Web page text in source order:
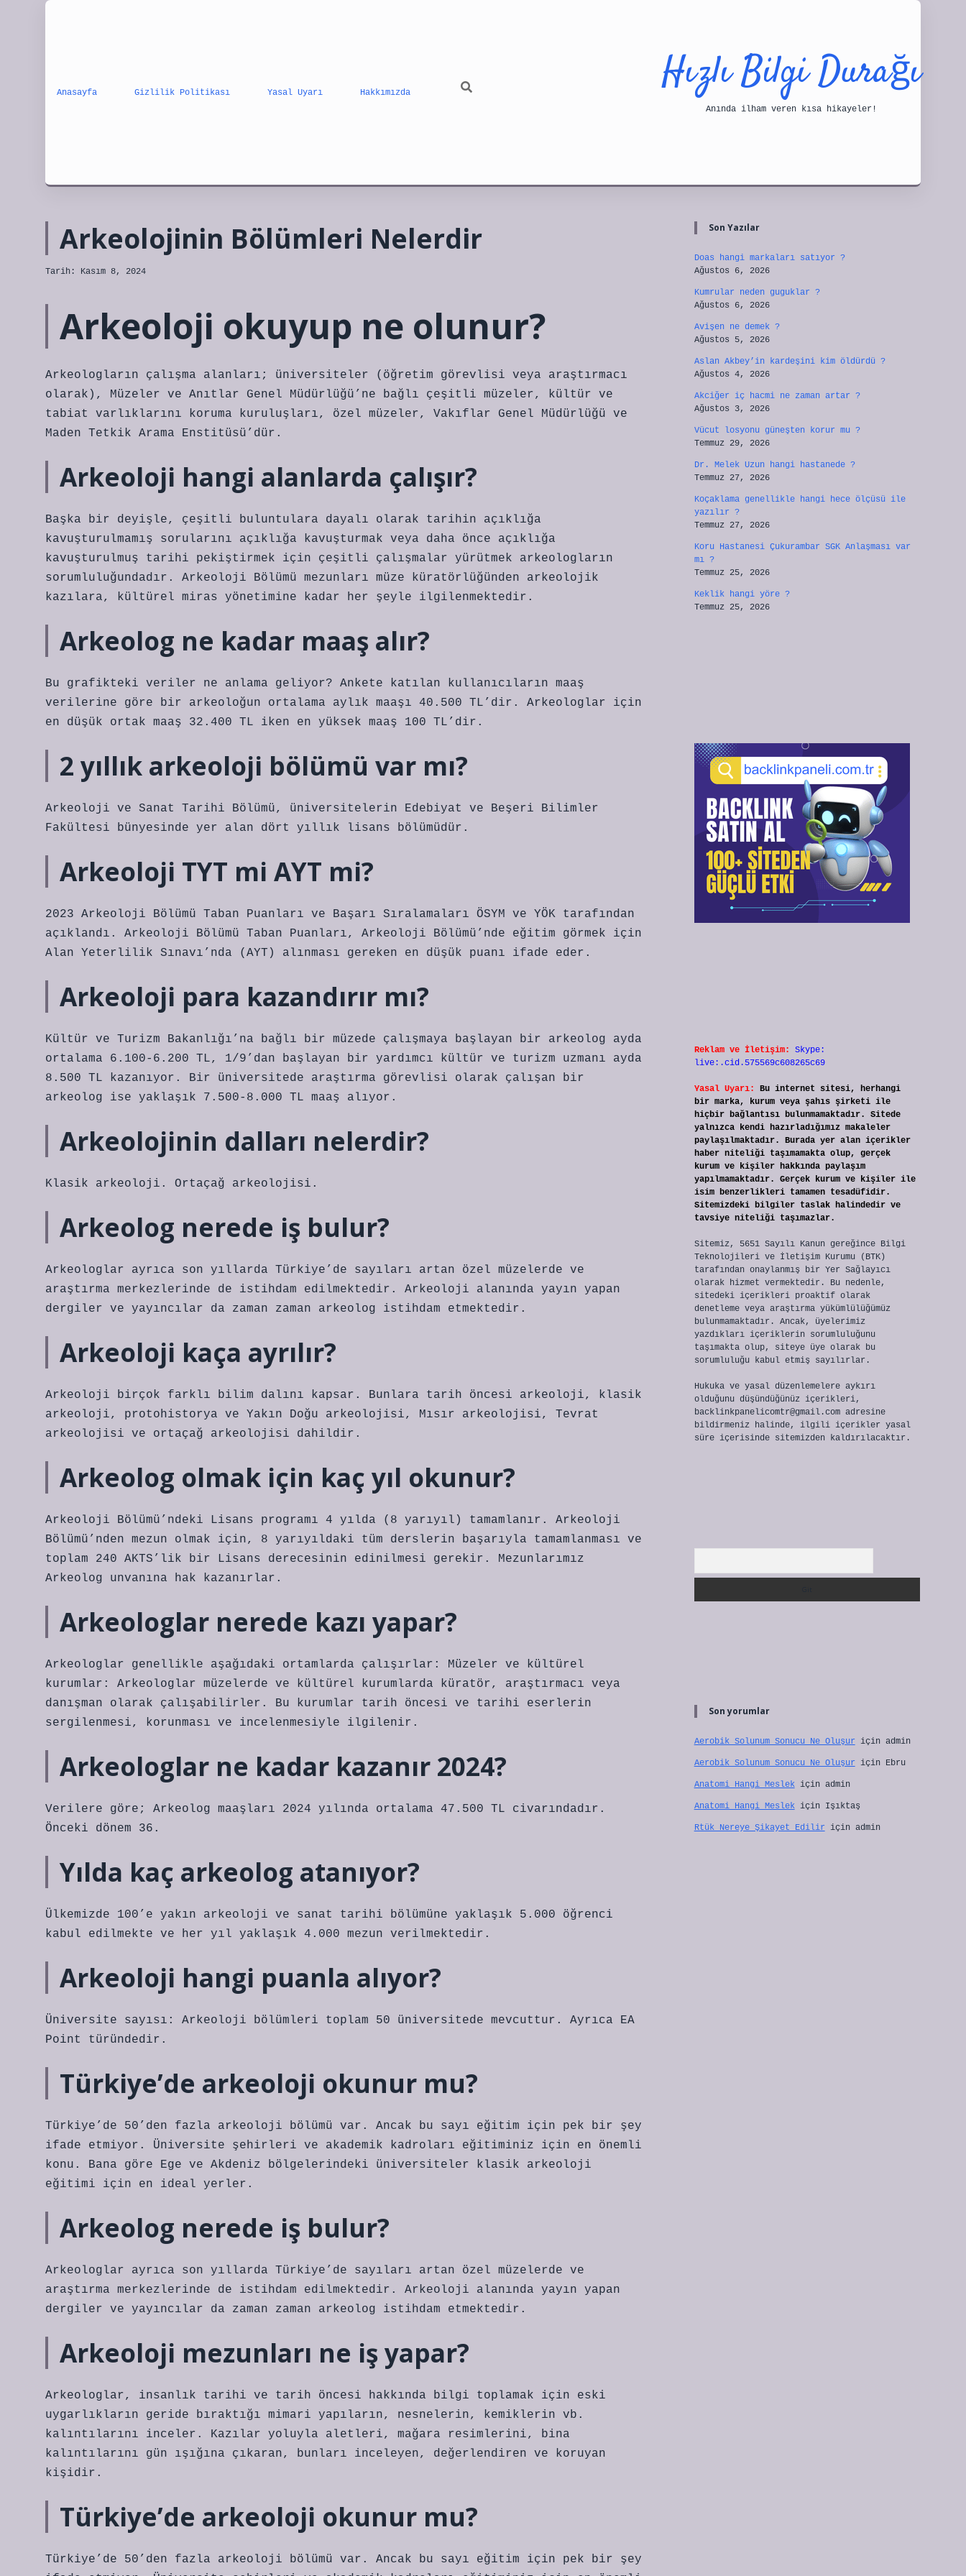
Anasayfa Gizlilik Politikası Yasal Uyarı Hakkımızda Hızlı Bilgi Durağı
Anında ilham veren kısa hikayeler!
Arkeolojinin Bölümleri Nelerdir
Tarih: Kasım 8, 2024
Arkeoloji okuyup ne olunur?
Arkeologların çalışma alanları; üniversiteler (öğretim görevlisi veya araştırmacı
olarak), Müzeler ve Anıtlar Genel Müdürlüğü’ne bağlı çeşitli müzeler, kültür ve
tabiat varlıklarını koruma kuruluşları, özel müzeler, Vakıflar Genel Müdürlüğü ve
Maden Tetkik Arama Enstitüsü’dür.
Arkeoloji hangi alanlarda çalışır?
Başka bir deyişle, çeşitli buluntulara dayalı olarak tarihin açıklığa
kavuşturulmamış sorularını açıklığa kavuşturmak veya daha önce açıklığa
kavuşturulmuş tarihi pekiştirmek için çeşitli çalışmalar yürütmek arkeologların
sorumluluğundadır. Arkeoloji Bölümü mezunları müze küratörlüğünden arkeolojik
kazılara, kültürel miras yönetimine kadar her şeyle ilgilenmektedir.
Arkeolog ne kadar maaş alır?
Bu grafikteki veriler ne anlama geliyor? Ankete katılan kullanıcıların maaş
verilerine göre bir arkeoloğun ortalama aylık maaşı 40.500 TL’dir. Arkeologlar için
en düşük ortak maaş 32.400 TL iken en yüksek maaş 100 TL’dir.
2 yıllık arkeoloji bölümü var mı?
Arkeoloji ve Sanat Tarihi Bölümü, üniversitelerin Edebiyat ve Beşeri Bilimler
Fakültesi bünyesinde yer alan dört yıllık lisans bölümüdür.
Arkeoloji TYT mi AYT mi?
2023 Arkeoloji Bölümü Taban Puanları ve Başarı Sıralamaları ÖSYM ve YÖK tarafından
açıklandı. Arkeoloji Bölümü Taban Puanları, Arkeoloji Bölümü’nde eğitim görmek için
Alan Yeterlilik Sınavı’nda (AYT) alınması gereken en düşük puanı ifade eder.
Arkeoloji para kazandırır mı?
Kültür ve Turizm Bakanlığı’na bağlı bir müzede çalışmaya başlayan bir arkeolog ayda
ortalama 6.100-6.200 TL, 1/9’dan başlayan bir yardımcı kültür ve turizm uzmanı ayda
8.500 TL kazanıyor. Bir üniversitede araştırma görevlisi olarak çalışan bir
arkeolog ise yaklaşık 7.500-8.000 TL maaş alıyor.
Arkeolojinin dalları nelerdir?
Klasik arkeoloji. Ortaçağ arkeolojisi.
Arkeolog nerede iş bulur?
Arkeologlar ayrıca son yıllarda Türkiye’de sayıları artan özel müzelerde ve
araştırma merkezlerinde de istihdam edilmektedir. Arkeoloji alanında yayın yapan
dergiler ve yayıncılar da zaman zaman arkeolog istihdam etmektedir.
Arkeoloji kaça ayrılır?
Arkeoloji birçok farklı bilim dalını kapsar. Bunlara tarih öncesi arkeoloji, klasik
arkeoloji, protohistorya ve Yakın Doğu arkeolojisi, Mısır arkeolojisi, Tevrat
arkeolojisi ve ortaçağ arkeolojisi dahildir.
Arkeolog olmak için kaç yıl okunur?
Arkeoloji Bölümü’ndeki Lisans programı 4 yılda (8 yarıyıl) tamamlanır. Arkeoloji
Bölümü’nden mezun olmak için, 8 yarıyıldaki tüm derslerin başarıyla tamamlanması ve
toplam 240 AKTS’lik bir Lisans derecesinin edinilmesi gerekir. Mezunlarımız
Arkeolog unvanına hak kazanırlar.
Arkeologlar nerede kazı yapar?
Arkeologlar genellikle aşağıdaki ortamlarda çalışırlar: Müzeler ve kültürel
kurumlar: Arkeologlar müzelerde ve kültürel kurumlarda küratör, araştırmacı veya
danışman olarak çalışabilirler. Bu kurumlar tarih öncesi ve tarihi eserlerin
sergilenmesi, korunması ve incelenmesiyle ilgilenir.
Arkeologlar ne kadar kazanır 2024?
Verilere göre; Arkeolog maaşları 2024 yılında ortalama 47.500 TL civarındadır.
Önceki dönem 36.
Yılda kaç arkeolog atanıyor?
Ülkemizde 100’e yakın arkeoloji ve sanat tarihi bölümüne yaklaşık 5.000 öğrenci
kabul edilmekte ve her yıl yaklaşık 4.000 mezun verilmektedir.
Arkeoloji hangi puanla alıyor?
Üniversite sayısı: Arkeoloji bölümleri toplam 50 üniversitede mevcuttur. Ayrıca EA
Point türündedir.
Türkiye’de arkeoloji okunur mu?
Türkiye’de 50’den fazla arkeoloji bölümü var. Ancak bu sayı eğitim için pek bir şey
ifade etmiyor. Üniversite şehirleri ve akademik kadroları eğitiminiz için en önemli
konu. Bana göre Ege ve Akdeniz bölgelerindeki üniversiteler klasik arkeoloji
eğitimi için en ideal yerler.
Arkeolog nerede iş bulur?
Arkeologlar ayrıca son yıllarda Türkiye’de sayıları artan özel müzelerde ve
araştırma merkezlerinde de istihdam edilmektedir. Arkeoloji alanında yayın yapan
dergiler ve yayıncılar da zaman zaman arkeolog istihdam etmektedir.
Arkeoloji mezunları ne iş yapar?
Arkeologlar, insanlık tarihi ve tarih öncesi hakkında bilgi toplamak için eski
uygarlıkların geride bıraktığı mimari yapıların, nesnelerin, kemiklerin vb.
kalıntılarını inceler. Kazılar yoluyla aletleri, mağara resimlerini, bina
kalıntılarını gün ışığına çıkaran, bunları inceleyen, değerlendiren ve koruyan
kişidir.
Türkiye’de arkeoloji okunur mu?
Türkiye’de 50’den fazla arkeoloji bölümü var. Ancak bu sayı eğitim için pek bir şey
Sidebar
Son Yazılar
Doas hangi markaları satıyor ?
Ağustos 6, 2026
Kumrular neden guguklar ?
Ağustos 6, 2026
Avişen ne demek ?
Ağustos 5, 2026
Aslan Akbey’in kardeşini kim öldürdü ?
Ağustos 4, 2026
Akciğer iç hacmi ne zaman artar ?
Ağustos 3, 2026
Vücut losyonu güneşten korur mu ?
Temmuz 29, 2026
Dr. Melek Uzun hangi hastanede ?
Temmuz 27, 2026
Koçaklama genellikle hangi hece ölçüsü ile
yazılır ?
Temmuz 27, 2026
Koru Hastanesi Çukurambar SGK Anlaşması var
mı ?
Temmuz 25, 2026
Keklik hangi yöre ?
Temmuz 25, 2026
Reklam ve İletişim:
Skype:
live:.cid.575569c608265c69
Yasal Uyarı:
Bu internet sitesi, herhangi
bir marka, kurum veya şahıs şirketi ile
hiçbir bağlantısı bulunmamaktadır. Sitede
yalnızca kendi hazırladığımız makaleler
paylaşılmaktadır. Burada yer alan içerikler
haber niteliği taşımamakta olup, gerçek
kurum ve kişiler hakkında paylaşım
yapılmamaktadır. Gerçek kurum ve kişiler ile
isim benzerlikleri tamamen tesadüfidir.
Sitemizdeki bilgiler taslak halindedir ve
tavsiye niteliği taşımazlar.
Sitemiz, 5651 Sayılı Kanun gereğince Bilgi
Teknolojileri ve İletişim Kurumu (BTK)
tarafından onaylanmış bir Yer Sağlayıcı
olarak hizmet vermektedir. Bu nedenle,
sitedeki içerikleri proaktif olarak
denetleme veya araştırma yükümlülüğümüz
bulunmamaktadır. Ancak, üyelerimiz
yazdıkları içeriklerin sorumluluğunu
taşımakta olup, siteye üye olarak bu
sorumluluğu kabul etmiş sayılırlar.
Hukuka ve yasal düzenlemelere aykırı
olduğunu düşündüğünüz içerikleri,
backlinkpanelicomtr@gmail.comadresine
bildirmeniz halinde, ilgili içerikler yasal
süre içerisinde sitemizden kaldırılacaktır.
Son yorumlar
Aerobik Solunum Sonucu Ne Oluşur için admin
Aerobik Solunum Sonucu Ne Oluşur için Ebru
Anatomi Hangi Meslekiçin admin
Anatomi Hangi Meslekiçin Işıktaş
Rtük Nereye Şikayet Edilir için admin